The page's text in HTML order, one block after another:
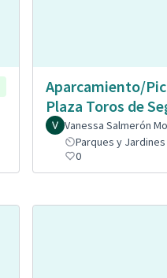
Aparcamiento/
Plaza Toros de
Vanessa Salmerón
Parques y
0